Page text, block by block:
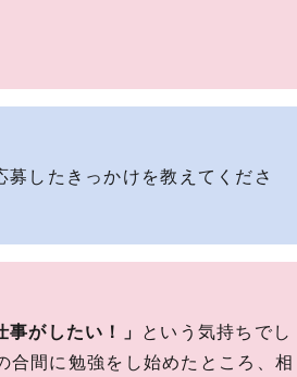
したきっかけを教えてくださ
事がしたい！」 という気持ちでし
合間に勉強をし始めたところ、相